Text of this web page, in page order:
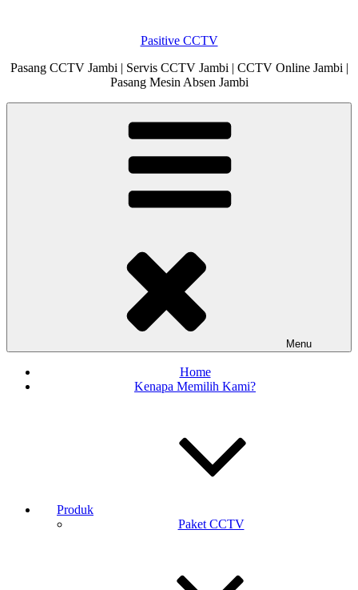
Pasitive CCTV
Pasang CCTV Jambi | Servis CCTV Jambi | CCTV Online Jambi |
Pasang Mesin Absen Jambi
Menu
Home
Kenapa Memilih Kami?
Produk
Paket CCTV